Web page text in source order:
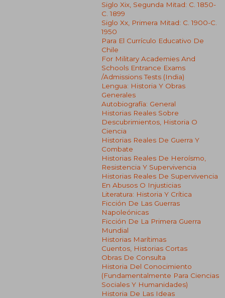
Siglo Xix, Segunda Mitad: C. 1850-
C. 1899
Siglo Xx, Primera Mitad: C. 1900-C.
1950
Para El Currículo Educativo De
Chile
For Military Academies And
Schools Entrance Exams
/admissions Tests (india)
Lengua: Historia Y Obras
Generales
Autobiografía: General
Historias Reales Sobre
Descubrimientos, Historia O
Ciencia
Historias Reales De Guerra Y
Combate
Historias Reales De Heroísmo,
Resistencia Y Supervivencia
Historias Reales De Supervivencia
En Abusos O Injusticias
Literatura: Historia Y Crítica
Ficción De Las Guerras
Napoleónicas
Ficción De La Primera Guerra
Mundial
Historias Marítimas
Cuentos, Historias Cortas
Obras De Consulta
Historia Del Conocimiento
(fundamentalmente Para Ciencias
Sociales Y Humanidades)
Historia De Las Ideas